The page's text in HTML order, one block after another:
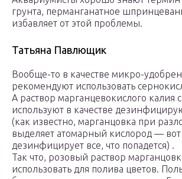
грунта, перманганатное
избавляет от этой проблемы.
Татьяна Павлющик
Вообще-то в качестве микро-
рекомендуют использовать
А раствор марганцевокислого калия
используют в качестве
(как известно, марганцовка при
выделяет атомарный кислород —
дезинфицирует все, что попадется) .
Так что, розовый раствор
использовать для полива цветов.